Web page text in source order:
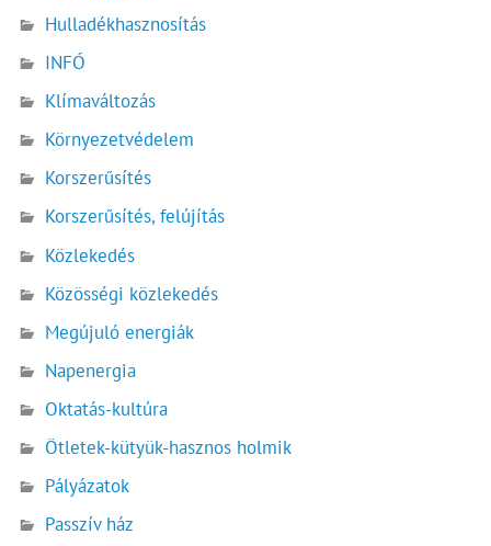
Hulladékhasznosítás
INFÓ
Klímaváltozás
Környezetvédelem
Korszerűsítés
Korszerűsítés, felújítás
Közlekedés
Közösségi közlekedés
Megújuló energiák
Napenergia
Oktatás-kultúra
Ötletek-kütyük-hasznos holmik
Pályázatok
Passzív ház